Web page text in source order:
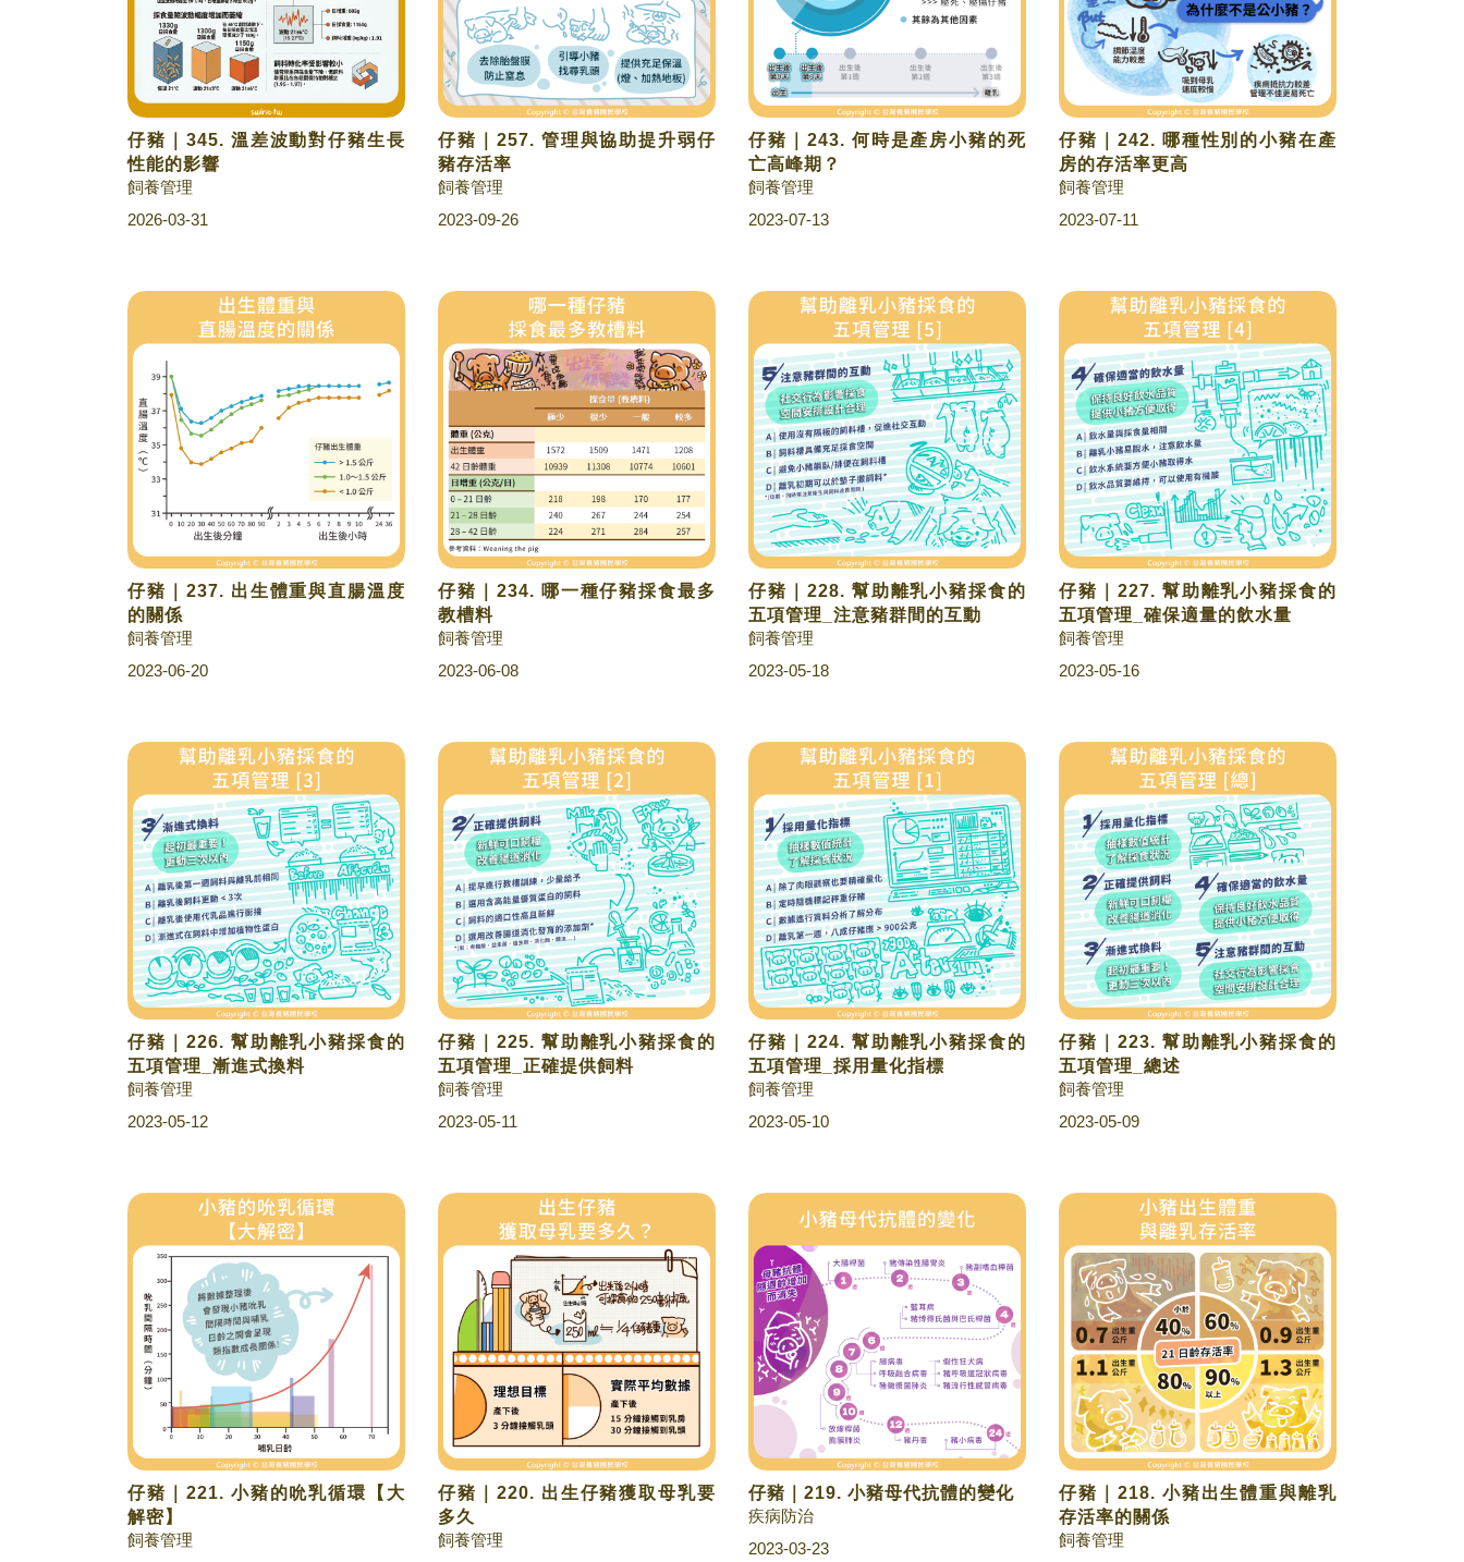
仔豬｜345. 溫差波動對仔豬生長
性能的影響
飼養管理
2026-03-31
仔豬｜257. 管理與協助提升弱仔
豬存活率
飼養管理
2023-09-26
仔豬｜243. 何時是產房小豬的死
亡高峰期？
飼養管理
2023-07-13
仔豬｜242. 哪種性別的小豬在產
房的存活率更高
飼養管理
2023-07-11
仔豬｜237. 出生體重與直腸溫度
的關係
飼養管理
2023-06-20
仔豬｜234. 哪一種仔豬採食最多
教槽料
飼養管理
2023-06-08
仔豬｜228. 幫助離乳小豬採食的
五項管理_注意豬群間的互動
飼養管理
2023-05-18
仔豬｜227. 幫助離乳小豬採食的
五項管理_確保適量的飲水量
飼養管理
2023-05-16
仔豬｜226. 幫助離乳小豬採食的
五項管理_漸進式換料
飼養管理
2023-05-12
仔豬｜225. 幫助離乳小豬採食的
五項管理_正確提供飼料
飼養管理
2023-05-11
仔豬｜224. 幫助離乳小豬採食的
五項管理_採用量化指標
飼養管理
2023-05-10
仔豬｜223. 幫助離乳小豬採食的
五項管理_總述
飼養管理
2023-05-09
仔豬｜221. 小豬的吮乳循環【大
解密】
飼養管理
仔豬｜220. 出生仔豬獲取母乳要
多久
飼養管理
仔豬｜219. 小豬母代抗體的變化
疾病防治
2023-03-23
仔豬｜218. 小豬出生體重與離乳
存活率的關係
飼養管理